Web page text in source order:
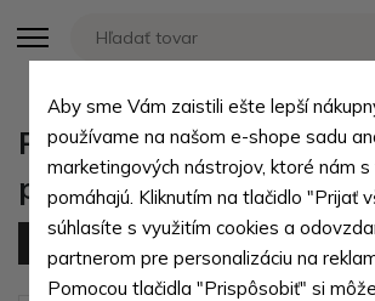
Pánske peňaženky z
pravej kože
(175 produktov)
Aby sme Vám zaistili ešte lepší
používame na našom e-shope sadu
marketingových nástrojov, ktoré nám
pomáhajú. Kliknutím na tlačidlo "Prijať
súhlasíte s využitím cookies a
partnerom pre personalizáciu na
Pomocou tlačidla "Prispôsobiť" si